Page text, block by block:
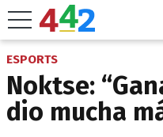
ESPORTS
Noktse:
dio mucha